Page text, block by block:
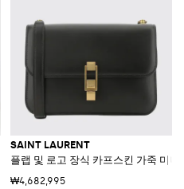
SAINT LAURENT
플랩 및 로고 장식 카프스킨 가죽 미니
₩4,682,995